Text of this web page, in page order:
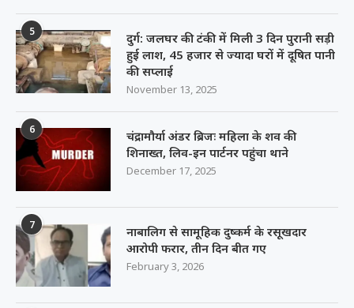
5
दुर्ग: जलघर की टंकी में मिली 3 दिन पुरानी सड़ी
हुई लाश, 45 हजार से ज्यादा घरों में दूषित पानी
की सप्लाई
November 13, 2025
6
चंद्रामौर्या अंडर ब्रिजः महिला के शव की
शिनाख्त, लिव-इन पार्टनर पहुंचा थाने
December 17, 2025
7
नाबालिग से सामूहिक दुष्कर्म के रसूखदार
आरोपी फरार, तीन दिन बीत गए
February 3, 2026